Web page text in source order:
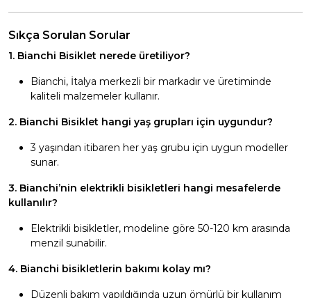
Sıkça Sorulan Sorular
1. Bianchi Bisiklet nerede üretiliyor?
Bianchi, İtalya merkezli bir markadır ve üretiminde
kaliteli malzemeler kullanır.
2. Bianchi Bisiklet hangi yaş grupları için uygundur?
3 yaşından itibaren her yaş grubu için uygun modeller
sunar.
3. Bianchi’nin elektrikli bisikletleri hangi mesafelerde
kullanılır?
Elektrikli bisikletler, modeline göre 50-120 km arasında
menzil sunabilir.
4. Bianchi bisikletlerin bakımı kolay mı?
Düzenli bakım yapıldığında uzun ömürlü bir kullanım